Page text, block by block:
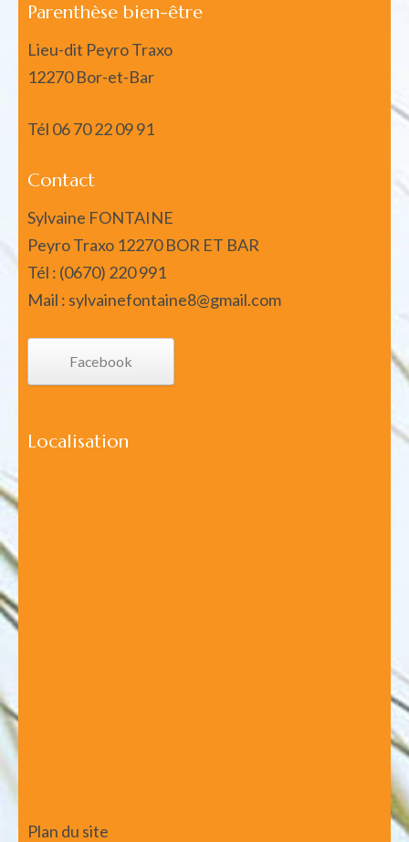
Parenthèse bien-être
Lieu-dit Peyro Traxo
12270 Bor-et-Bar
Tél 06 70 22 09 91
Contact
Sylvaine FONTAINE
Peyro Traxo 12270 BOR ET BAR
Tél : (0670) 220 991
Mail : sylvainefontaine8@gmail.com
Facebook
Localisation
Plan du site